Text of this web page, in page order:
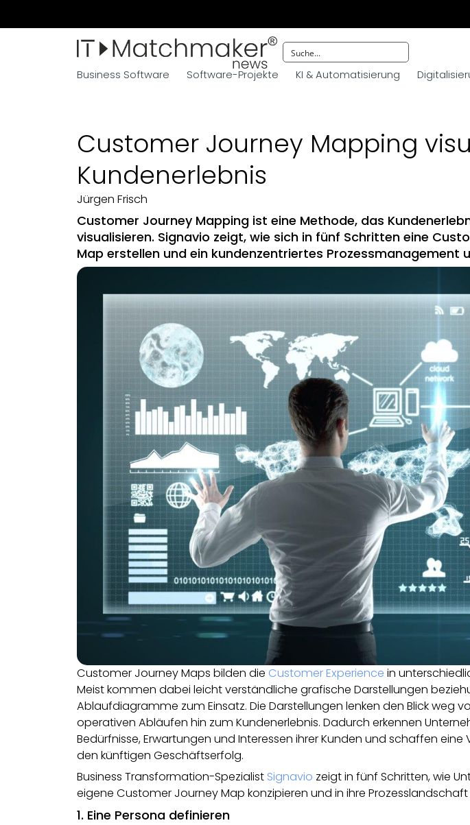
Business Software Software-Projekte KI & Automatisierung
Customer Journey Mapping
Kundenerlebnis
Jürgen Frisch
Customer Journey Mapping ist eine Methode, das
visualisieren. Signavio zeigt, wie sich in fünf Schritten eine
Map erstellen und ein kundenzentriertes Prozessmanagement
Customer Journey Maps bilden die Customer Experience in
Meist kommen dabei leicht verständliche grafische Darstellungen
Ablaufdiagramme zum Einsatz. Die Darstellungen lenken den Blick weg
operativen Abläufen hin zum Kundenerlebnis. Dadurch erkennen
Bedürfnisse, Erwartungen und Interessen ihrer Kunden und schaffen eine
den künftigen Geschäftserfolg.
Business Transformation-Spezialist Signavio zeigt in fünf Schritten, wie
eigene Customer Journey Map konzipieren und in ihre Prozesslandschaft
1. Eine Persona definieren